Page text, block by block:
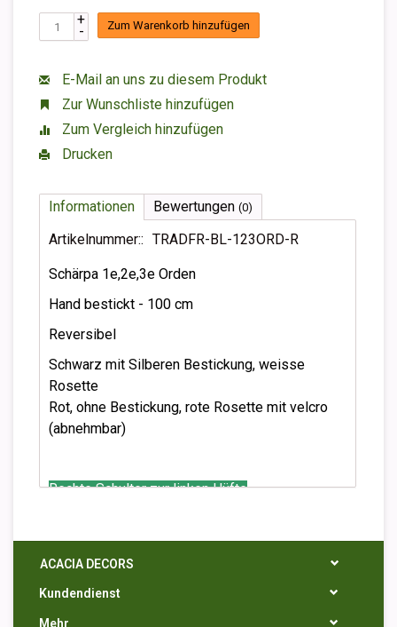
+
- Zum Warenkorb hinzufügen
E-Mail an uns zu diesem Produkt
Zur Wunschliste hinzufügen
Zum Vergleich hinzufügen
Drucken
Informationen Bewertungen (0)
Artikelnummer:: TRADFR-BL-123ORD-R
Schärpa 1e,2e,3e Orden
Hand bestickt - 100 cm
Reversibel
Schwarz mit Silberen Bestickung, weisse
Rosette
Rot, ohne Bestickung, rote Rosette mit velcro
(abnehmbar)
Rechte Schulter zur linken Hüfte
ACACIA DECORS
Kundendienst
Mehr